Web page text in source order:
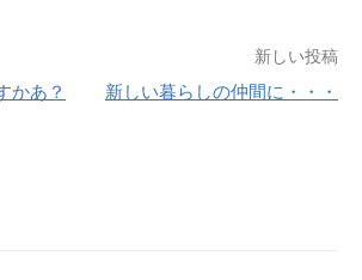
かあ？
新しい投稿
新しい暮らしの仲間に・・・